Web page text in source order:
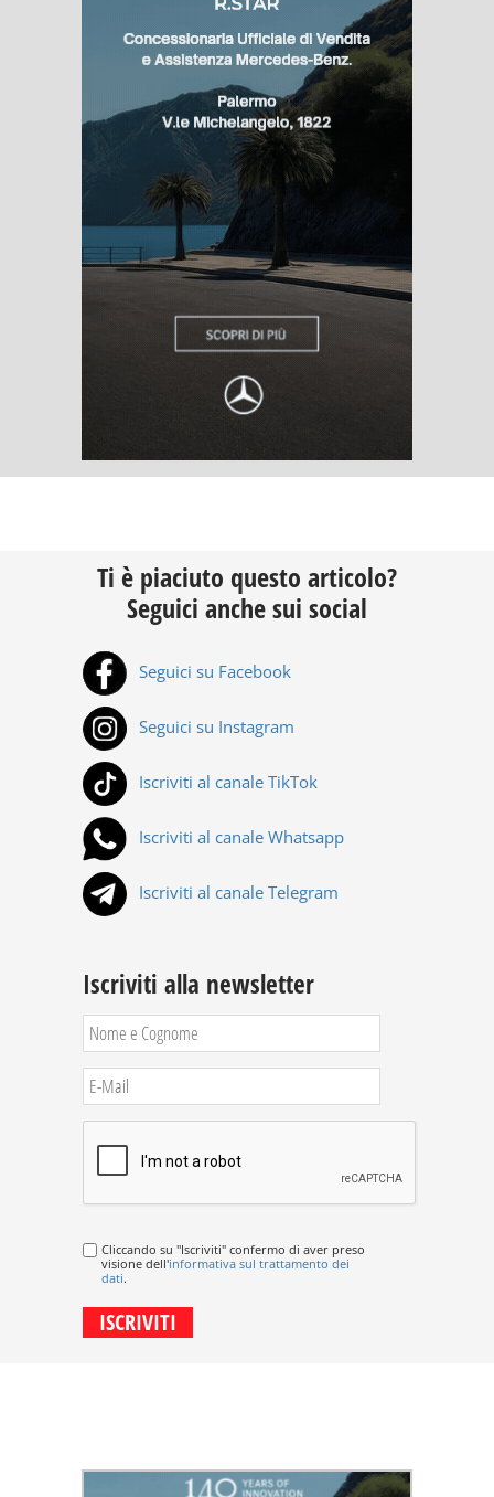
Ti è piaciuto questo articolo?
Seguici anche sui social
Seguici su Facebook
Seguici su Instagram
Iscriviti al canale TikTok
Iscriviti al canale Whatsapp
Iscriviti al canale Telegram
Iscriviti alla newsletter
Cliccando su "Iscriviti" confermo di aver preso
visione dell'informativa sul trattamento dei
dati.